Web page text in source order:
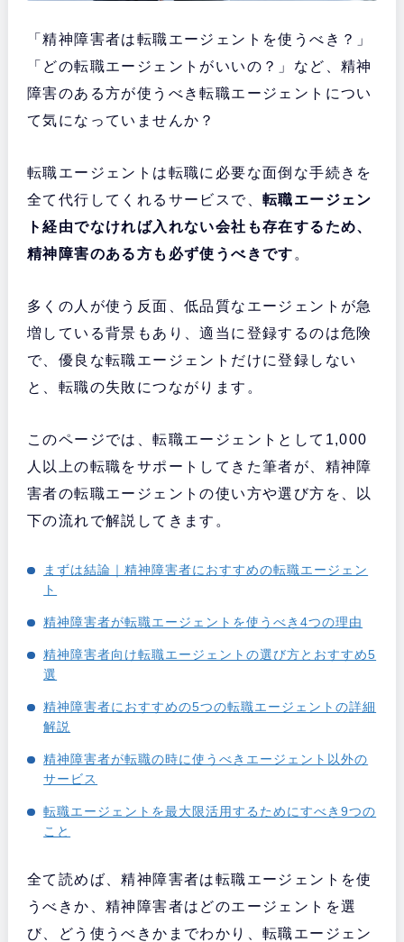
「精神障害者は転職エージェントを使うべき？」
「どの転職エージェントがいいの？」など、精神
障害のある方が使うべき転職エージェントについ
て気になっていませんか？
転職エージェントは転職に必要な面倒な手続きを
全て代行してくれるサービスで、 転職エージェン
ト経由でなければ入れない会社も存在するため、
精神障害のある方も必ず使うべきです 。
多くの人が使う反面、低品質なエージェントが急
増している背景もあり、適当に登録するのは危険
で、優良な転職エージェントだけに登録しない
と、転職の失敗につながります。
このページでは、転職エージェントとして1,000
人以上の転職をサポートしてきた筆者が、精神障
害者の転職エージェントの使い方や選び方を、以
下の流れで解説してきます。
まずは結論｜精神障害者におすすめの転職エージェン
ト
精神障害者が転職エージェントを使うべき4つの理由
精神障害者向け転職エージェントの選び方とおすすめ5
選
精神障害者におすすめの5つの転職エージェントの詳細
解説
精神障害者が転職の時に使うべきエージェント以外の
サービス
転職エージェントを最大限活用するためにすべき9つの
こと
全て読めば、精神障害者は転職エージェントを使
うべきか、精神障害者はどのエージェントを選
び、どう使うべきかまでわかり、転職エージェン